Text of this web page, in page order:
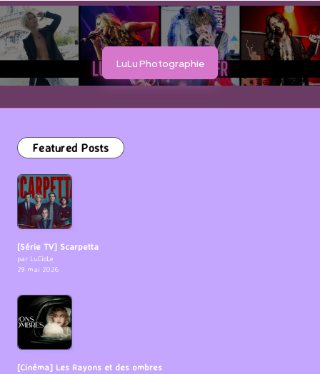
LuLu Photographie
Featured Posts
[Série TV] Scarpetta
par LuCioLe
29 mai 2026
[Cinéma] Les Rayons et des ombres